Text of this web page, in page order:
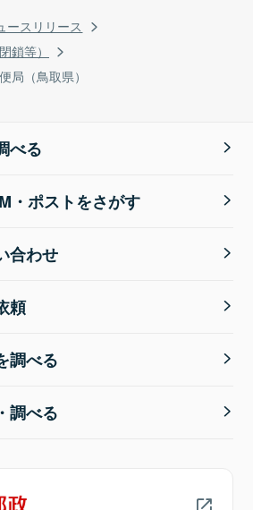
ースリリース
鎖等）
局（鳥取県）
べる
・ポストをさがす
合わせ
頼
調べる
調べる